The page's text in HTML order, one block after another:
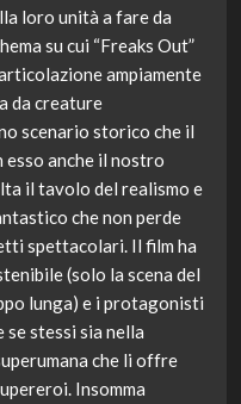
loro unità a fare da
su cui “Freaks Out”
ampiamente
da creature
scenario storico che il
esso anche il nostro
il tavolo del realismo e
che non perde
spettacolari. Il film ha
(solo la scena del
lunga) e i protagonisti
stessi sia nella
che li offre
Insomma